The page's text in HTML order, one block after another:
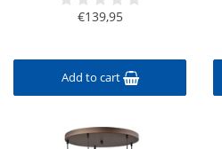
€139,95
Add to cart